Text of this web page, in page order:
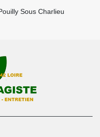
Sous Charlieu